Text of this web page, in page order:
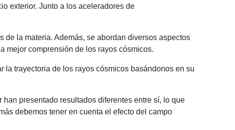
exterior. Junto a los aceleradores de
de la materia. Además, se abordan diversos aspectos
mejor comprensión de los rayos cósmicos.
la trayectoria de los rayos cósmicos basándonos en su
presentado resultados diferentes entre sí, lo que
debemos tener en cuenta el efecto del campo